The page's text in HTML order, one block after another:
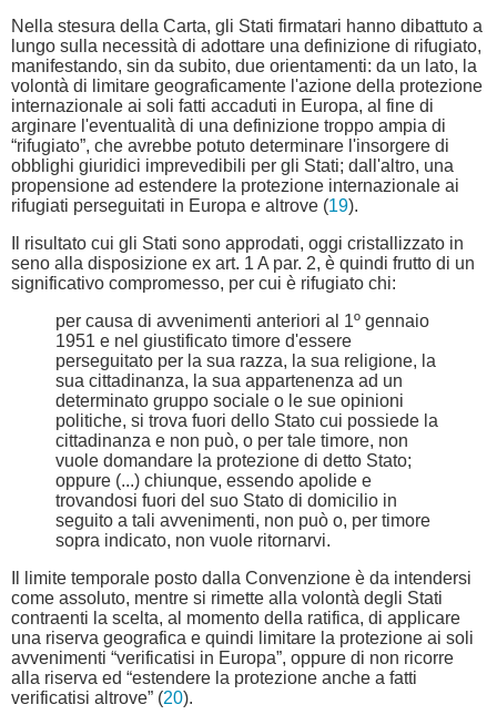
Nella stesura della Carta, gli Stati firmatari hanno dibattuto a
lungo sulla necessità di adottare una definizione di rifugiato,
manifestando, sin da subito, due orientamenti: da un lato, la
volontà di limitare geograficamente l'azione della protezione
internazionale ai soli fatti accaduti in Europa, al fine di
arginare l'eventualità di una definizione troppo ampia di
“rifugiato”, che avrebbe potuto determinare l'insorgere di
obblighi giuridici imprevedibili per gli Stati; dall'altro, una
propensione ad estendere la protezione internazionale ai
rifugiati perseguitati in Europa e altrove (19).
Il risultato cui gli Stati sono approdati, oggi cristallizzato in
seno alla disposizione ex art. 1 A par. 2, è quindi frutto di un
significativo compromesso, per cui è rifugiato chi:
per causa di avvenimenti anteriori al 1º gennaio
1951 e nel giustificato timore d'essere
perseguitato per la sua razza, la sua religione, la
sua cittadinanza, la sua appartenenza ad un
determinato gruppo sociale o le sue opinioni
politiche, si trova fuori dello Stato cui possiede la
cittadinanza e non può, o per tale timore, non
vuole domandare la protezione di detto Stato;
oppure (...) chiunque, essendo apolide e
trovandosi fuori del suo Stato di domicilio in
seguito a tali avvenimenti, non può o, per timore
sopra indicato, non vuole ritornarvi.
Il limite temporale posto dalla Convenzione è da intendersi
come assoluto, mentre si rimette alla volontà degli Stati
contraenti la scelta, al momento della ratifica, di applicare
una riserva geografica e quindi limitare la protezione ai soli
avvenimenti “verificatisi in Europa”, oppure di non ricorre
alla riserva ed “estendere la protezione anche a fatti
verificatisi altrove” (20).